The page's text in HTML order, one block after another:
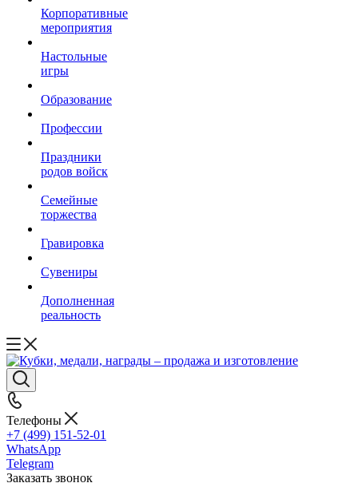
Корпоративные
мероприятия
Настольные
игры
Образование
Профессии
Праздники
родов войск
Семейные
торжества
Гравировка
Сувениры
Дополненная
реальность
Телефоны
+7 (499) 151-52-01
WhatsApp
Telegram
Заказать звонок